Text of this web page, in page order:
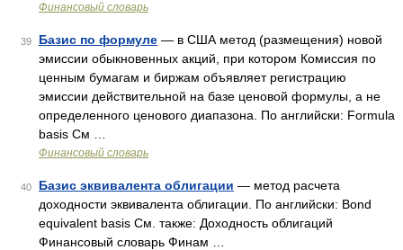
Финансовый словарь
39 Базис по формуле — в США метод (размещения) новой
эмиссии обыкновенных акций, при котором Комиссия по
ценным бумагам и биржам объявляет регистрацию
эмиссии действительной на базе ценовой формулы, а не
определенного ценового диапазона. По английски: Formula
basis См …
Финансовый словарь
40 Базис эквивалента облигации — метод расчета
доходности эквивалента облигации. По английски: Bond
equivalent basis См. также: Доходность облигаций
Финансовый словарь Финам …